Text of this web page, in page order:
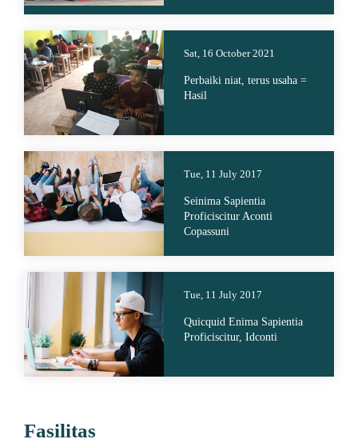
Sat, 16 October 2021
Perbaiki niat, terus usaha =
Hasil
Tue, 11 July 2017
Seinima Sapientia
Proficiscitur Aconti
Copassuni
Tue, 11 July 2017
Quicquid Enima Sapientia
Proficiscitur, Idconti
Fasilitas